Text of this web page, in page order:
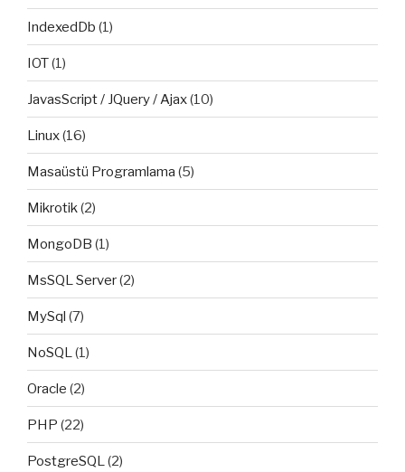
IndexedDb (1)
IOT(1)
JavasScript / JQuery / Ajax(10)
Linux(16)
Masaüstü Programlama (5)
Mikrotik(2)
MongoDB (1)
MsSQL Server(2)
MySql (7)
NoSQL(1)
Oracle (2)
PHP (22)
PostgreSQL(2)